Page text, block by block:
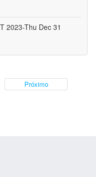
2023-Thu Dec 31
Próximo